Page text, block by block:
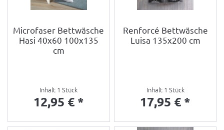
Microfaser Bettwäsche
Hasi 40x60 100x135
cm
Inhalt 1 Stück
12,95 € *
Renforcé Bettwäsche
Luisa 135x200 cm
Inhalt 1 Stück
17,95 € *